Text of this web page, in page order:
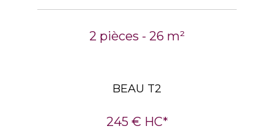
2 pièces - 26 m²
BEAU T2
245 € HC*